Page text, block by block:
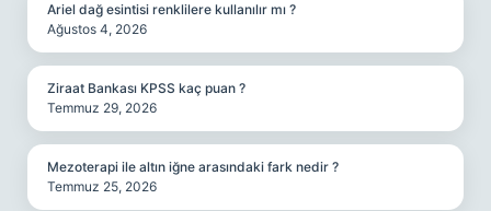
Ariel dağ esintisi renklilere kullanılır mı ?
Ağustos 4, 2026
Ziraat Bankası KPSS kaç puan ?
Temmuz 29, 2026
Mezoterapi ile altın iğne arasındaki fark nedir ?
Temmuz 25, 2026